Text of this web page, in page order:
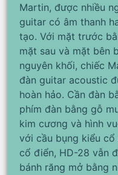
Martin, được nhiều
guitar có âm thanh
tạo. Với mặt trước
mặt sau và mặt bên
nguyên khối, chiếc
đàn guitar acoustic
hoàn hảo. Cần đàn
phím đàn bằng gỗ
kim cương và hình
với cầu bụng kiểu
cổ điển, HD-28 vẫn
bánh răng mở bằng